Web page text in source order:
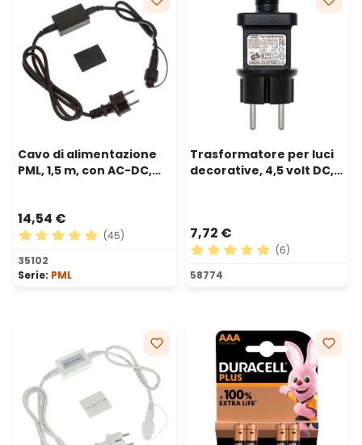
Cavo di alimentazione
PML, 1,5 m, con AC-DC,
14,54 €
Valutazione media di 4.89 su 5 stelle
(45)
35102
Serie: PML
Trasformatore per luci
decorative, 4,5 volt DC,
7,72 €
Valutazione media di 5 su
(6)
58774